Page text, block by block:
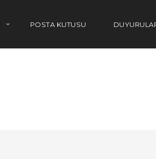
POSTA KUTUSU